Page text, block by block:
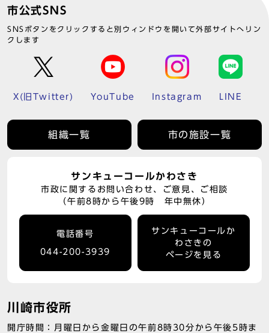
市公式SNS
SNSボタンをクリックすると別ウィンドウを開いて外部サイトへリン
クします
X(旧Twitter) YouTube Instagram LINE
組織一覧 市の施設一覧
サンキューコールかわさき
市政に関するお問い合わせ、ご意見、ご相談
（午前8時から午後9時 年中無休）
電話番号
044-200-3939
サンキューコールか
わさきの
ページを見る
川崎市役所
開庁時間：月曜日から金曜日の午前8時30分から午後5時ま